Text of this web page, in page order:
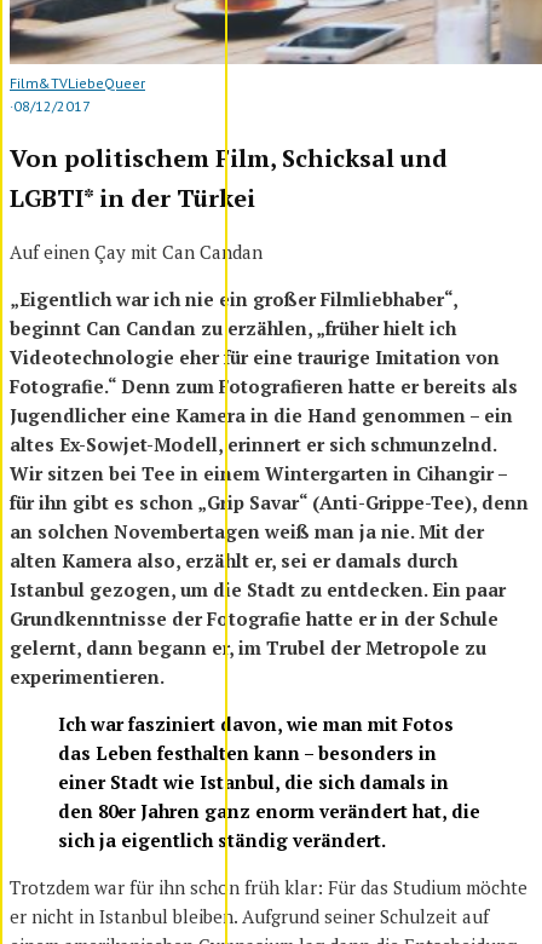
Film&TVLiebeQueer
·08/12/2017
Von politischem Film, Schicksal und
LGBTI* in der Türkei
Auf einen Çay mit Can Candan
„Eigentlich war ich nie ein großer Filmliebhaber“,
beginnt Can Candan zu erzählen, „früher hielt ich
Videotechnologie eher für eine traurige Imitation von
Fotografie.“ Denn zum Fotografieren hatte er bereits als
Jugendlicher eine Kamera in die Hand genommen – ein
altes Ex-Sowjet-Modell, erinnert er sich schmunzelnd.
Wir sitzen bei Tee in einem Wintergarten in Cihangir –
für ihn gibt es schon „Grip Savar“ (Anti-Grippe-Tee), denn
an solchen Novembertagen weiß man ja nie. Mit der
alten Kamera also, erzählt er, sei er damals durch
Istanbul gezogen, um die Stadt zu entdecken. Ein paar
Grundkenntnisse der Fotografie hatte er in der Schule
gelernt, dann begann er, im Trubel der Metropole zu
experimentieren.
Ich war fasziniert davon, wie man mit Fotos
das Leben festhalten kann – besonders in
einer Stadt wie Istanbul, die sich damals in
den 80er Jahren ganz enorm verändert hat, die
sich ja eigentlich ständig verändert.
Trotzdem war für ihn schon früh klar: Für das Studium möchte
er nicht in Istanbul bleiben. Aufgrund seiner Schulzeit auf